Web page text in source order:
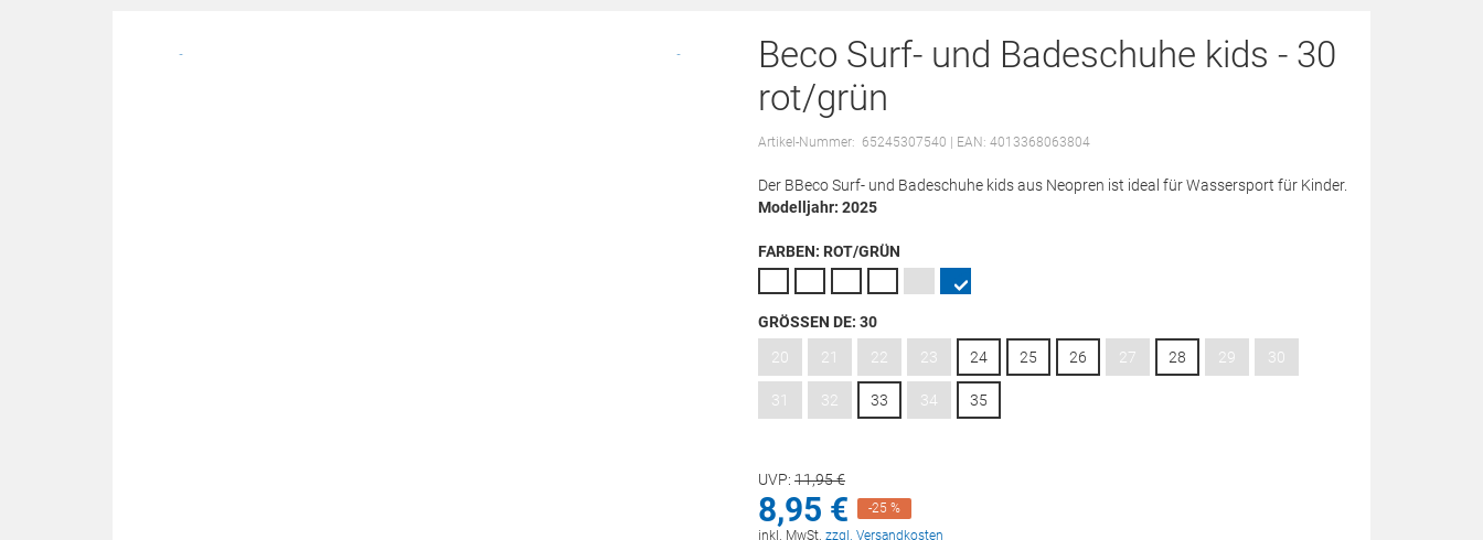
Beco Surf- und Badeschuhe kids - 30
rot/grün
Artikel-Nummer: 65245307540 | EAN: 4013368063804
Der BBeco Surf- und Badeschuhe kids aus Neopren ist ideal für Wassersport für Kinder.
Modelljahr: 2025
FARBEN: ROT/GRÜN
GRÖSSEN DE: 30
20
21 22 23 24 25 26 27 28 29 30
31 32 33 34 35
UVP: 11,95€
8,95 €
-25 %
inkl. MwSt. zzgl. Versandkosten